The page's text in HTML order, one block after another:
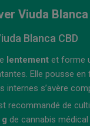
Viuda
Blanca CBD
lentement et forme
Elle pousse
internes s’avère
recommandé de
de cannabis